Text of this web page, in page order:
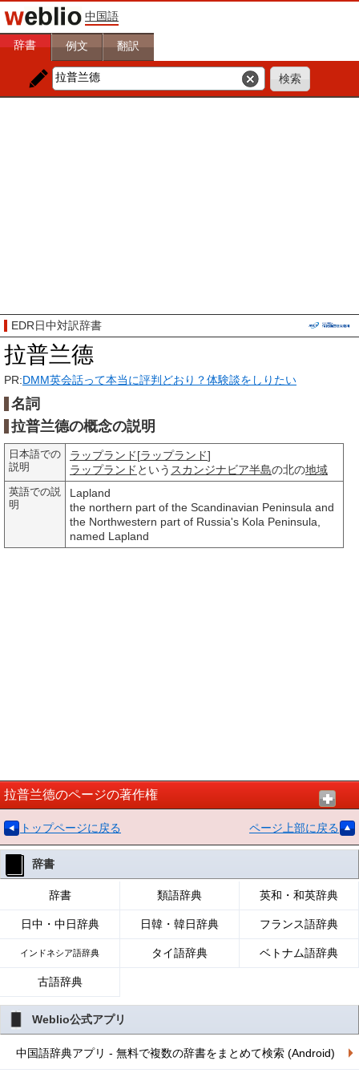
中国語
辞書 例文 翻訳
EDR日中対訳辞書
拉普兰德
PR:DMM英会話って本当に評判どおり？体験談をしりたい
名詞
拉普兰德の概念の説明
日本語での
説明
ラップランド[ラップランド]
ラップランド という スカンジナビア半島の北の地域
英語での説
明
Lapland
the northern part of the Scandinavian Peninsula and
the Northwestern part of Russia's Kola Peninsula,
named Lapland
拉普兰德のページの著作権
トップページに戻る ページ上部に戻る
辞書
辞書 類語辞典 英和・和英辞典
日中・中日辞典 日韓・韓日辞典 フランス語辞典
インドネシア語辞典 タイ語辞典 ベトナム語辞典
古語辞典
Weblio公式アプリ
中国語辞典アプリ - 無料で複数の辞書をまとめて検索 (Android)